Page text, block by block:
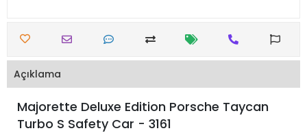
Açıklama
Majorette Deluxe Edition Porsche Taycan
Turbo S Safety Car - 3161